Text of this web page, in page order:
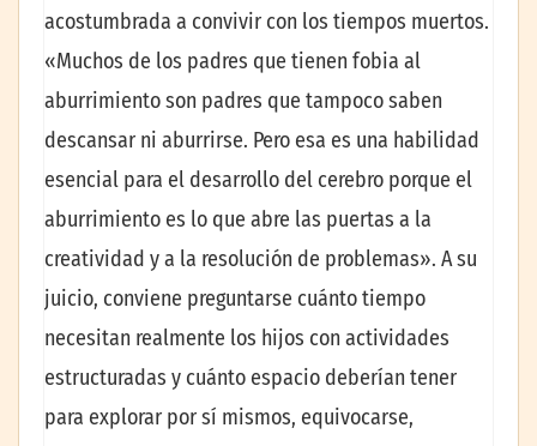
acostumbrada a convivir con los tiempos muertos.
«Muchos de los padres que tienen fobia al
aburrimiento son padres que tampoco saben
descansar ni aburrirse. Pero esa es una habilidad
esencial para el desarrollo del cerebro porque el
aburrimiento es lo que abre las puertas a la
creatividad y a la resolución de problemas». A su
juicio, conviene preguntarse cuánto tiempo
necesitan realmente los hijos con actividades
estructuradas y cuánto espacio deberían tener
para explorar por sí mismos, equivocarse,